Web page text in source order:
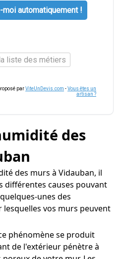
automatiquement !
liste des métiers
parViteUnDevis.com -Vous êtes un
artisan ?
des
des murs à Vidauban, il
différentes causes pouvant
unes des
vos murs peuvent
phénomène se produit
de l'extérieur pénètre à